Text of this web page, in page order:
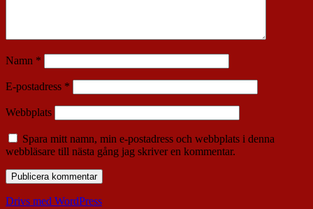
Namn *
E-postadress *
Webbplats
Spara mitt namn, min e-postadress och webbplats i denna
webbläsare till nästa gång jag skriver en kommentar.
Drivs med WordPress